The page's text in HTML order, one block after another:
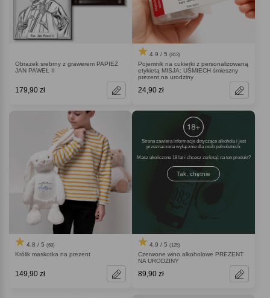
Obrazek srebrny z grawerem PAPIEŻ
JAN PAWEŁ II
179,90 zł
4.9 / 5 (813)
Pojemnik na cukierki z personalizowaną
etykietą MISJA: UŚMIECH śmieszny
prezent na urodziny
24,90 zł
4.8 / 5 (69)
Królik maskotka na prezent
149,90 zł
Strona zawiera informacje dotyczące alkoholu i jest
przeznaczona wyłącznie dla osób pełnoletnich.
Masz ukończone 18 lat i chcesz zerknąć na ten produkt
Tak, chętnie
4.9 / 5 (125)
Czerwone wino alkoholowe PREZENT
NA URODZINY
89,90 zł